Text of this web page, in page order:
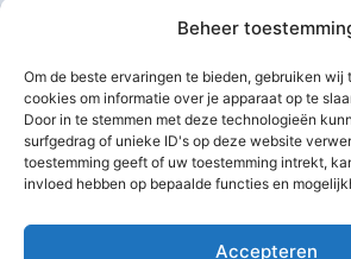
Beheer
Om de beste ervaringen te bieden, gebruiken
cookies om informatie over je apparaat op te
Door in te stemmen met deze technologieën
surfgedrag of unieke ID's op deze website
toestemming geeft of uw toestemming intrekt,
invloed hebben op bepaalde functies en
Accepteren
Dinsdag:
08:30 – 12:00, 13:00 – 18:00
Donderdag: 08:30 – 12:00, 13:00 – 18:00
Vrijdag: 08:30 – 12:00, 13:00 – 18:00
Zaterdag: 08:30 – 16:00
Zondag: Gesloten